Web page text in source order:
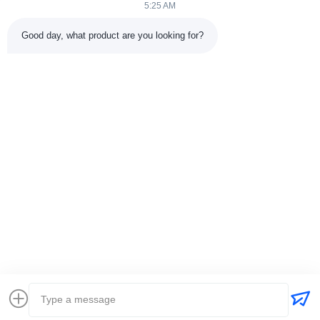
Ana Sayfa
Ürünler
5:25 AM
Good day, what product are you looking for?